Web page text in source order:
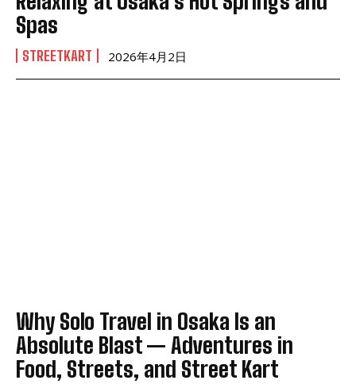
Spas
STREETKART 2026年4月2日
Why Solo Travel in Osaka Is an
Absolute Blast — Adventures in
Food, Streets, and Street Kart